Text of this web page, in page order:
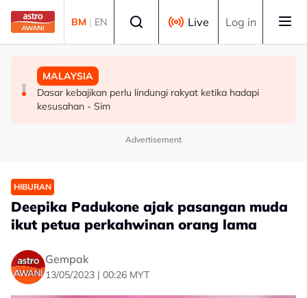
Skip to main content
BM | EN Live Log in
POLITIK
PH sambut baik keterbukaan BN runding angihan kerusi
di Melaka - Fahmi
MALAYSIA
Dua lelaki ditahan ketika sedang berlumba haram di
Kuala Kedah
MALAYSIA
Dasar kebajikan perlu lindungi rakyat ketika hadapi
kesusahan - Sim
Advertisement
HIBURAN
Deepika Padukone ajak pasangan muda
ikut petua perkahwinan orang lama
Gempak
13/05/2023 | 00:26 MYT